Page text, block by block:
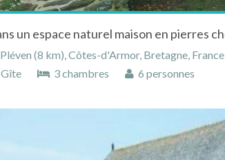
Pléven (8 km), Côtes-d'Armor, Bretagne, France
Gîte
3 chambres 6 personnes